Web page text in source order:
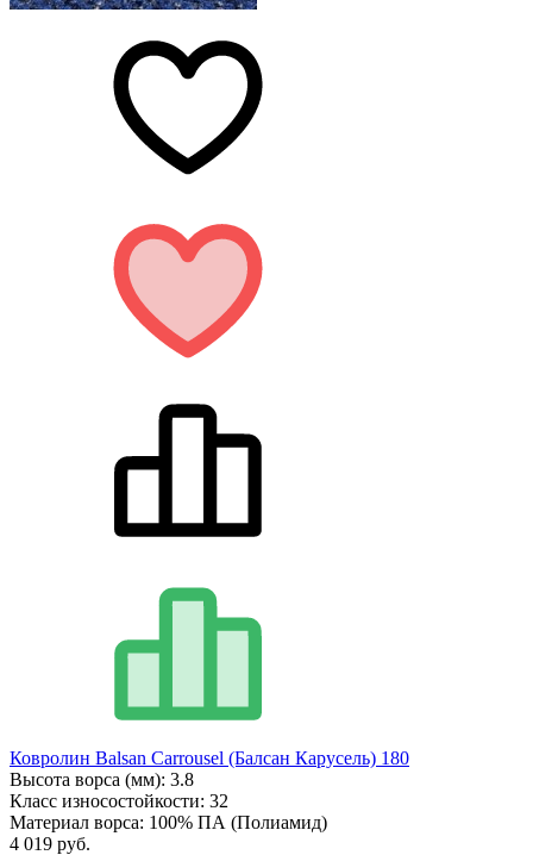
Ковролин Balsan Carrousel (Балсан Карусель) 180
Высота ворса (мм): 3.8
Класс износостойкости: 32
Материал ворса: 100% ПА (Полиамид)
4 019 руб.